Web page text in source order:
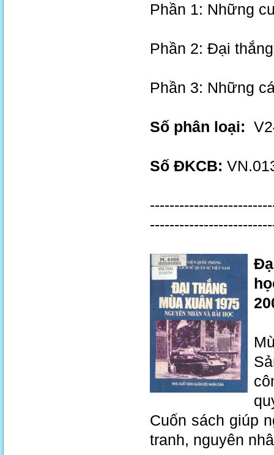
Phần 1: Những
Phần 2: Đại
Phần 3: Những
Số phân loại:
Số ĐKCB:
Cuốn sách giúp
tranh, nguyên